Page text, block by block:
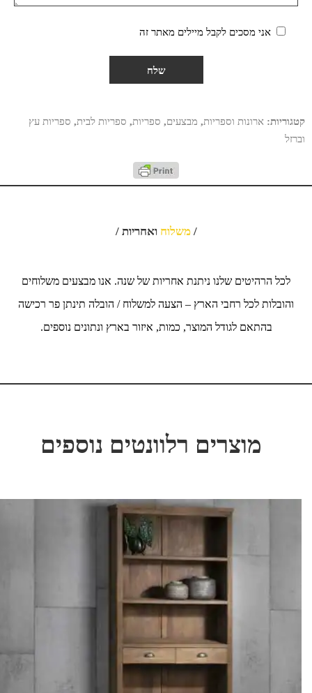
אני מסכים לקבל מיילים מאתר זה
קטגוריות: ארונות וספריות, מבצעים, ספריות, ספריות לבית, ספריות עץ
וברזל
/משלוח ואחריות /
לכל הרהיטים שלנו ניתנת אחריות של שנה. אנו מבצעים משלוחים
והובלות לכל רחבי הארץ – הצעה למשלוח / הובלה תינתן פר רכישה
בהתאם לגודל המוצר, כמות, איזור בארץ ונתונים נוספים.
מוצרים רלוונטים נוספים